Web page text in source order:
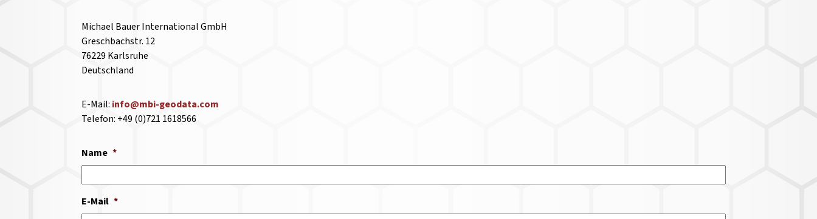
Michael Bauer International GmbH
Greschbachstr. 12
76229 Karlsruhe
Deutschland
E-Mail: info@mbi-geodata.com
Telefon: +49 (0)721 1618566
Name *
E-Mail *